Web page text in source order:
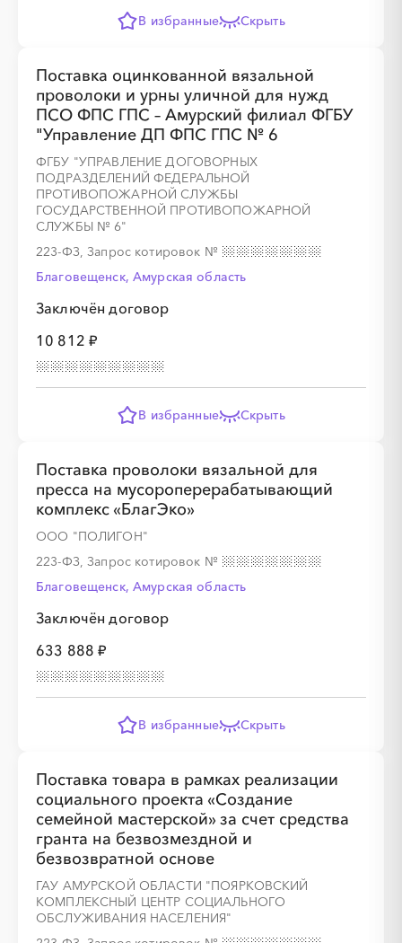
В избранные Скрыть
Поставка оцинкованной вязальной
проволоки и урны уличной для нужд
ПСО ФПС ГПС – Амурский филиал ФГБУ
"Управление ДП ФПС ГПС № 6
ФГБУ "УПРАВЛЕНИЕ ДОГОВОРНЫХ
ПОДРАЗДЕЛЕНИЙ ФЕДЕРАЛЬНОЙ
ПРОТИВОПОЖАРНОЙ СЛУЖБЫ
ГОСУДАРСТВЕННОЙ ПРОТИВОПОЖАРНОЙ
СЛУЖБЫ № 6"
223-ФЗ, Запрос котировок №
Благовещенск, Амурская область
Заключён договор
10 812 ₽
В избранные Скрыть
Поставка проволоки вязальной для
пресса на мусороперерабатывающий
комплекс «БлагЭко»
ООО "ПОЛИГОН"
223-ФЗ, Запрос котировок №
Благовещенск, Амурская область
Заключён договор
633 888 ₽
В избранные Скрыть
Поставка товара в рамках реализации
социального проекта «Создание
семейной мастерской» за счет средства
гранта на безвозмездной и
безвозвратной основе
ГАУ АМУРСКОЙ ОБЛАСТИ "ПОЯРКОВСКИЙ
КОМПЛЕКСНЫЙ ЦЕНТР СОЦИАЛЬНОГО
ОБСЛУЖИВАНИЯ НАСЕЛЕНИЯ"